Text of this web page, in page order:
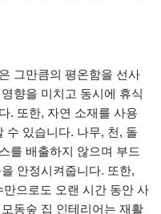
그만큼의 평온함을 선사
향을 미치고 동시에 휴식
. 또한, 자연 소재를 사용
수 있습니다. 나무, 천, 돌
를 배출하지 않으며 부드
안정시켜줍니다. 또한,
으로도 오랜 시간 동안 사
동숲 집 인테리어는 재활